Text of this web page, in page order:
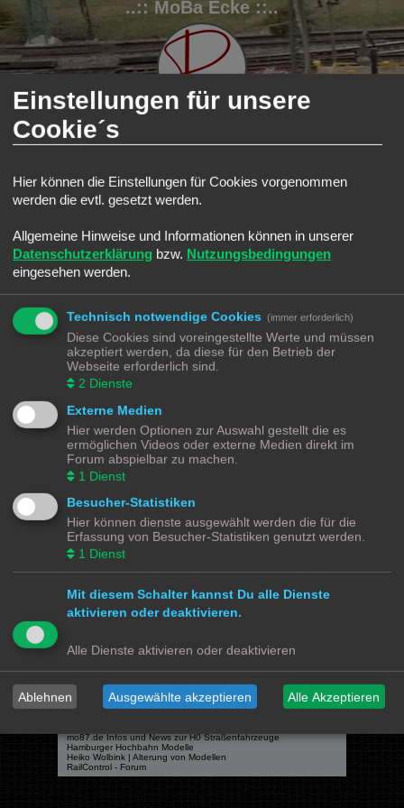
..:: MoBa Ecke ::..
FAQ Registrieren
Modellbahnforum Forum Suche
Aktive Themen
Zur erweiterten Suche
Die Suche ergab 0 Treffer • Seite
Es wurden keine passenden Ergebnisse gefunden.
Die Suche ergab 0 Treffer • Seite1 von1
Gehe zu
Modellbahnforum
Powered by
Datenschutz|Nutzungsbedingungen
Webseiten
Das Mittelleiter Magazin
Olli's Modellbahn Seite
Social Media
lenasmodellbahn <- Instagram
johns MOBA <- YouTube
Länderbahnzeit im Modell <- Facebook
mo87.de Infos und News zur H0 Straßenfahrzeuge
Hamburger Hochbahn Modelle
Heiko Wolbink | Alterung von Modellen
RailControl - Forum
Einstellungen für unsere
Cookie´s
Hier können die Einstellungen für Cookies vorgenommen
werden die evtl. gesetzt werden.
Allgemeine Hinweise und Informationen können in unserer
Datenschutzerklärung bzw. Nutzungsbedingungen
eingesehen werden.
Technisch notwendige Cookies (immer erforderlich)
Diese Cookies sind voreingestellte Werte und müssen
akzeptiert werden, da diese für den Betrieb der
Webseite erforderlich sind.
2 Dienste
Externe Medien
Hier werden Optionen zur Auswahl gestellt die es
ermöglichen Videos oder externe Medien direkt im
Forum abspielbar zu machen.
1 Dienst
Besucher-Statistiken
Hier können dienste ausgewählt werden die für die
Erfassung von Besucher-Statistiken genutzt werden.
1 Dienst
Mit diesem Schalter kannst Du alle Dienste
aktivieren oder deaktivieren.
Alle Dienste aktivieren oder deaktivieren
Ablehnen Ausgewählte akzeptieren Alle Akzeptieren